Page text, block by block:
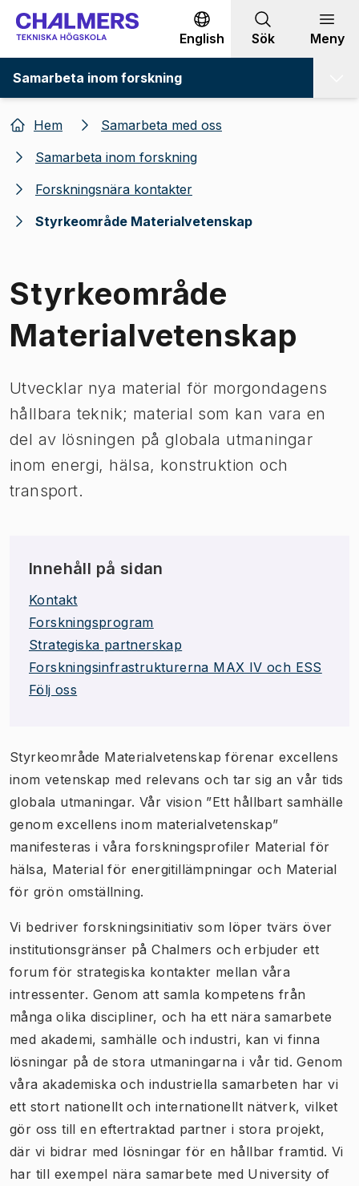
Gå till innehållet
English Sök Meny
Samarbeta inom forskning
Hem
Samarbeta med oss
Samarbeta inom forskning
Forskningsnära kontakter
Styrkeområde Materialvetenskap
Styrkeområde
Materialvetenskap
Utvecklar nya material för morgondagens
hållbara teknik; material som kan vara en
del av lösningen på globala utmaningar
inom energi, hälsa, konstruktion och
transport.
Innehåll på sidan
Kontakt
Forskningsprogram
Strategiska partnerskap
Forskningsinfrastrukturerna MAX IV och ESS
Följ oss
Styrkeområde Materialvetenskap förenar excellens
inom vetenskap med relevans och tar sig an vår tids
globala utmaningar. Vår vision ”Ett hållbart samhälle
genom excellens inom materialvetenskap”
manifesteras i våra forskningsprofiler Material för
hälsa, Material för energitillämpningar och Material
för grön omställning.
Vi bedriver forskningsinitiativ som löper tvärs över
institutionsgränser på Chalmers och erbjuder ett
forum för strategiska kontakter mellan våra
intressenter. Genom att samla kompetens från
många olika discipliner, och ha ett nära samarbete
med akademi, samhälle och industri, kan vi finna
lösningar på de stora utmaningarna i vår tid. Genom
våra akademiska och industriella samarbeten har vi
ett stort nationellt och internationellt nätverk, vilket
gör oss till en eftertraktad partner i stora projekt,
där vi bidrar med lösningar för en hållbar framtid. Vi
har till exempel nära samarbete med University of